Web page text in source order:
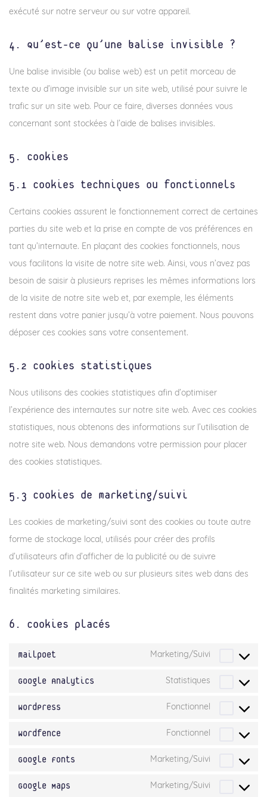
exécuté sur notre serveur ou sur votre appareil.
4. Qu’est-ce qu’une balise invisible ?
Une balise invisible (ou balise web) est un petit morceau de
texte ou d’image invisible sur un site web, utilisé pour suivre le
trafic sur un site web. Pour ce faire, diverses données vous
concernant sont stockées à l’aide de balises invisibles.
5. Cookies
5.1 Cookies techniques ou fonctionnels
Certains cookies assurent le fonctionnement correct de certaines
parties du site web et la prise en compte de vos préférences en
tant qu’internaute. En plaçant des cookies fonctionnels, nous
vous facilitons la visite de notre site web. Ainsi, vous n’avez pas
besoin de saisir à plusieurs reprises les mêmes informations lors
de la visite de notre site web et, par exemple, les éléments
restent dans votre panier jusqu’à votre paiement. Nous pouvons
déposer ces cookies sans votre consentement.
5.2 Cookies statistiques
Nous utilisons des cookies statistiques afin d’optimiser
l’expérience des internautes sur notre site web. Avec ces cookies
statistiques, nous obtenons des informations sur l’utilisation de
notre site web. Nous demandons votre permission pour placer
des cookies statistiques.
5.3 Cookies de marketing/suivi
Les cookies de marketing/suivi sont des cookies ou toute autre
forme de stockage local, utilisés pour créer des profils
d’utilisateurs afin d’afficher de la publicité ou de suivre
l’utilisateur sur ce site web ou sur plusieurs sites web dans des
finalités marketing similaires.
6. Cookies placés
mailpoet Marketing/Suivi
Consent
service
Google Analytics Statistiques
Consent
service
WordPress Fonctionnel
Consent
service
Wordfence Fonctionnel
Consent
service
Google Fonts Marketing/Suivi
Consent
service
Google Maps Marketing/Suivi
Consent